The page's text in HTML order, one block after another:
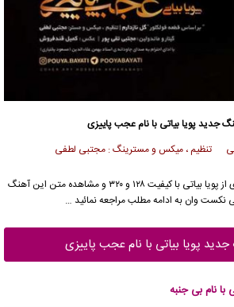
جدیدپویا بیاتی با نام عجب پاییزی
تنظیم ، میکس و مسترینگ : مجتبی لطفی
از پویا بیاتی
با کیفیت ۱۲۸ و ۳۲۰ و مشاهده متن این آهنگ
نکست وان به ادامه مطلب مراجعه نمائید …
پویا بیاتی با نام عجب پاییزی
با نام بی جنبه